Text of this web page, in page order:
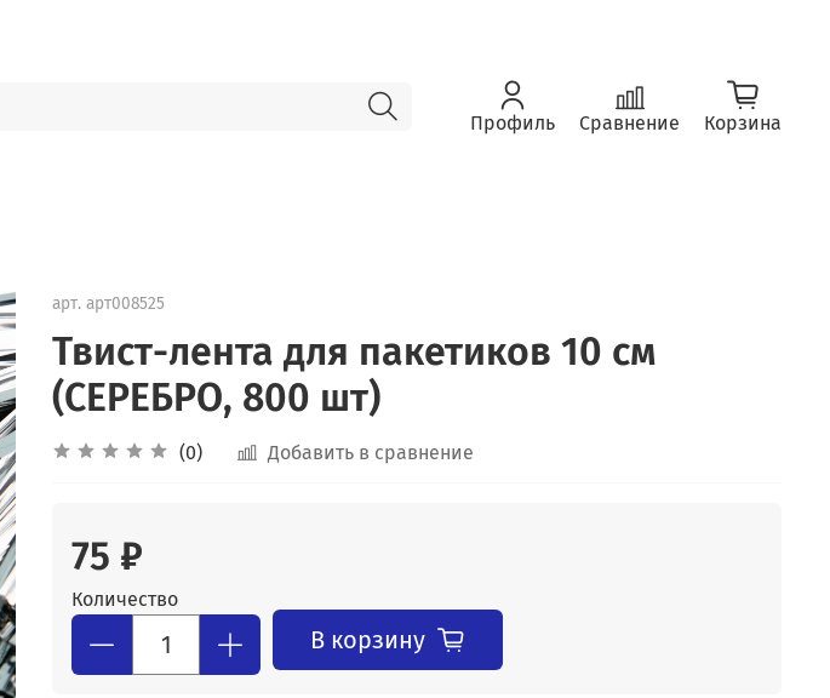
Профиль Сравнение Корзина
арт. арт008525
Твист-лента для пакетиков 10 см
(СЕРЕБРО, 800 шт)
(0) Добавить в сравнение
75 ₽
Количество
В корзину